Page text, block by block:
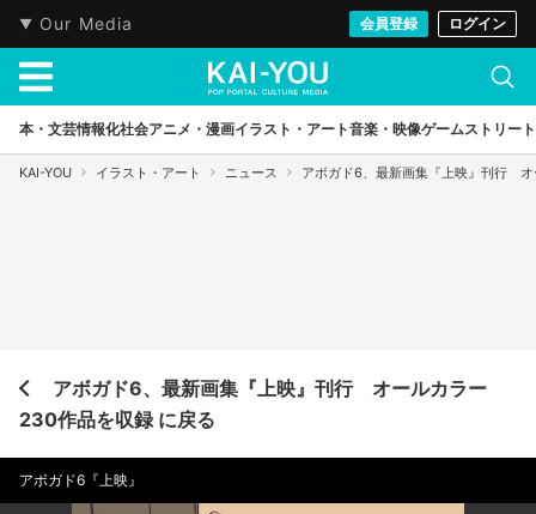
Our Media 会員登録 ログイン
本・文芸情報化社会アニメ・漫画イラスト・アート音楽・映像ゲームストリート
KAI-YOU イラスト・アート ニュース アボガド6、最新画集『上映』刊行
アボガド6、最新画集『上映』刊行 オールカラー
230作品を収録 に戻る
アボガド6『上映』